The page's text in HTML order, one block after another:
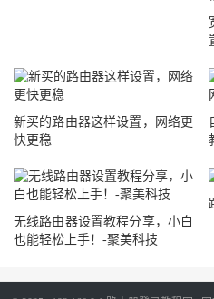
新买的路由器这样设置，网络更
快更稳
无线路由器设置教程分享，小白
也能轻松上手！-聚美科技